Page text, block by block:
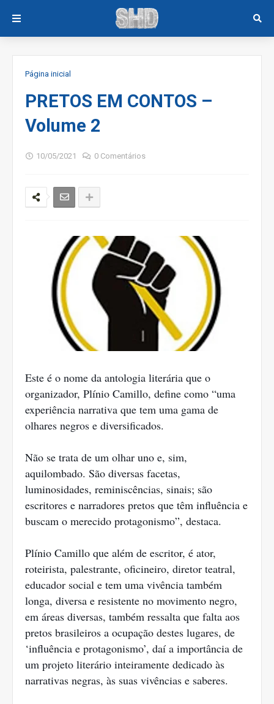
Página inicial
PRETOS EM CONTOS –
Volume 2
10/05/2021 0 Comentários
Este é o nome da antologia literária que o
organizador, Plínio Camillo, define como “uma
experiência narrativa que tem uma gama de
olhares negros e diversificados.
Não se trata de um olhar uno e, sim,
aquilombado. São diversas facetas,
luminosidades, reminiscências, sinais; são
escritores e narradores pretos que têm influência e
buscam o merecido protagonismo”, destaca.
Plínio Camillo que além de escritor, é ator,
roteirista, palestrante, oficineiro, diretor teatral,
educador social e tem uma vivência também
longa, diversa e resistente no movimento negro,
em áreas diversas, também ressalta que falta aos
pretos brasileiros a ocupação destes lugares, de
‘influência e protagonismo’, daí a importância de
um projeto literário inteiramente dedicado às
narrativas negras, às suas vivências e saberes.